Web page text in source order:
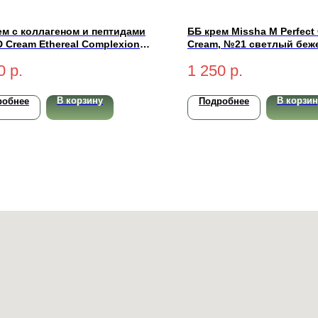
с коллагеном и пептидами
Cream Ethereal Complexion
р.
В корзину
ББ крем Missha M Perfect
Cream, №21 светлый
1 250 р.
Подробнее В